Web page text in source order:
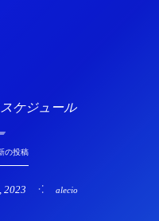
ケジュール
の投稿
,2023 alecio